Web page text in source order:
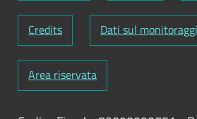
Credits Dati sul
Area riservata